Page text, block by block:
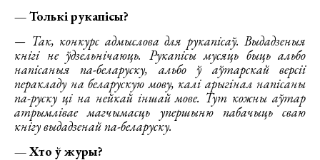
— Толькі рукапісы?
— Так, конкурс адмыслова для рукапісаў. Выдадзеныя
кнігі не ўдзельнічаюць. Рукапісы мусяць быць альбо
напісаныя па-беларуску, альбо ў аўтарскай версіі
перакладу на беларускую мову, калі арыгінал напісаны
па-руску ці на нейкай іншай мове. Тут кожны аўтар
атрымлівае магчымасць упершыню пабачыць сваю
кнігу выдадзенай па-беларуску.
— Хто ў журы?